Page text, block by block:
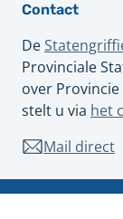
Contact
De
Provinciale
over
stelt u via het
Mail direct